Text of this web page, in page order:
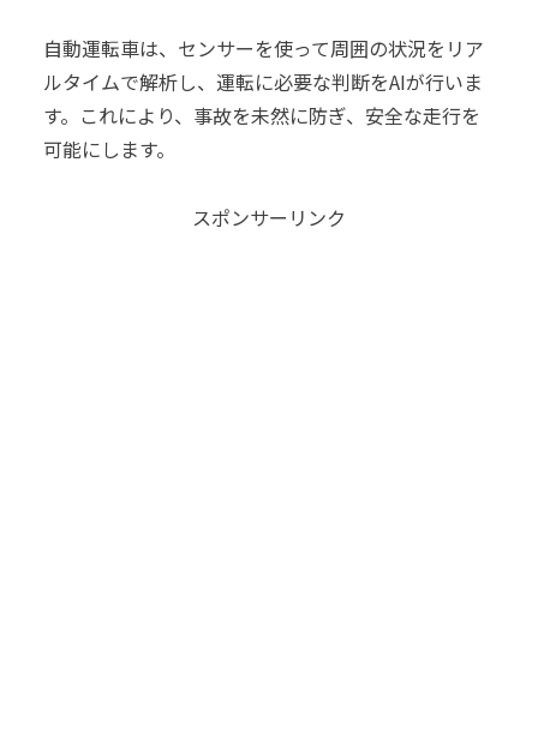
自動運転車は、センサーを使って周囲の状況をリア
ルタイムで解析し、運転に必要な判断をAIが行いま
す。これにより、事故を未然に防ぎ、安全な走行を
可能にします。
スポンサーリンク